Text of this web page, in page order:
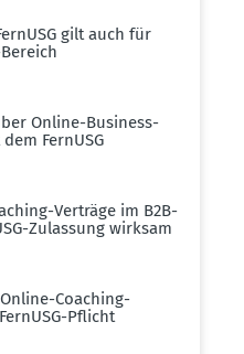
gilt auch für
Online-Business-
FernUSG
Verträge im B2B-
Zulassung wirksam
Coaching-
Pflicht